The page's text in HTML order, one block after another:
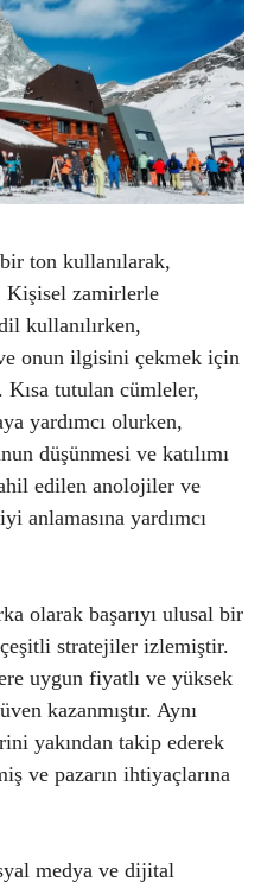
ton kullanılarak,
Kişisel zamirlerle
kullanılırken,
onun ilgisini çekmek için
tutulan cümleler,
yardımcı olurken,
düşünmesi ve katılımı
edilen anolojiler ve
anlamasına yardımcı
olarak başarıyı ulusal bir
stratejiler izlemiştir.
uygun fiyatlı ve yüksek
kazanmıştır. Aynı
yakından takip ederek
ve pazarın ihtiyaçlarına
medya ve dijital